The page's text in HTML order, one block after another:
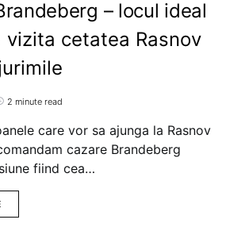
– locul ideal
vizita cetatea Rasnov
2 minute read
care vor sa ajunga la Rasnov
cazare Brandeberg
fiind cea…